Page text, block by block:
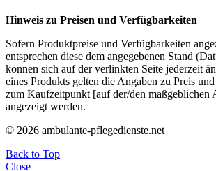
Hinweis zu Preisen und Verfügbarkeiten
Sofern Produktpreise und Verfügbarkeiten
entsprechen diese dem angegebenen Stand
können sich auf der verlinkten Seite jederzeit
eines Produkts gelten die Angaben zu Preis
zum Kaufzeitpunkt [auf der/den maßgeblichen
angezeigt werden.
© 2026 ambulante-pflegedienste.net
Back to Top
Close